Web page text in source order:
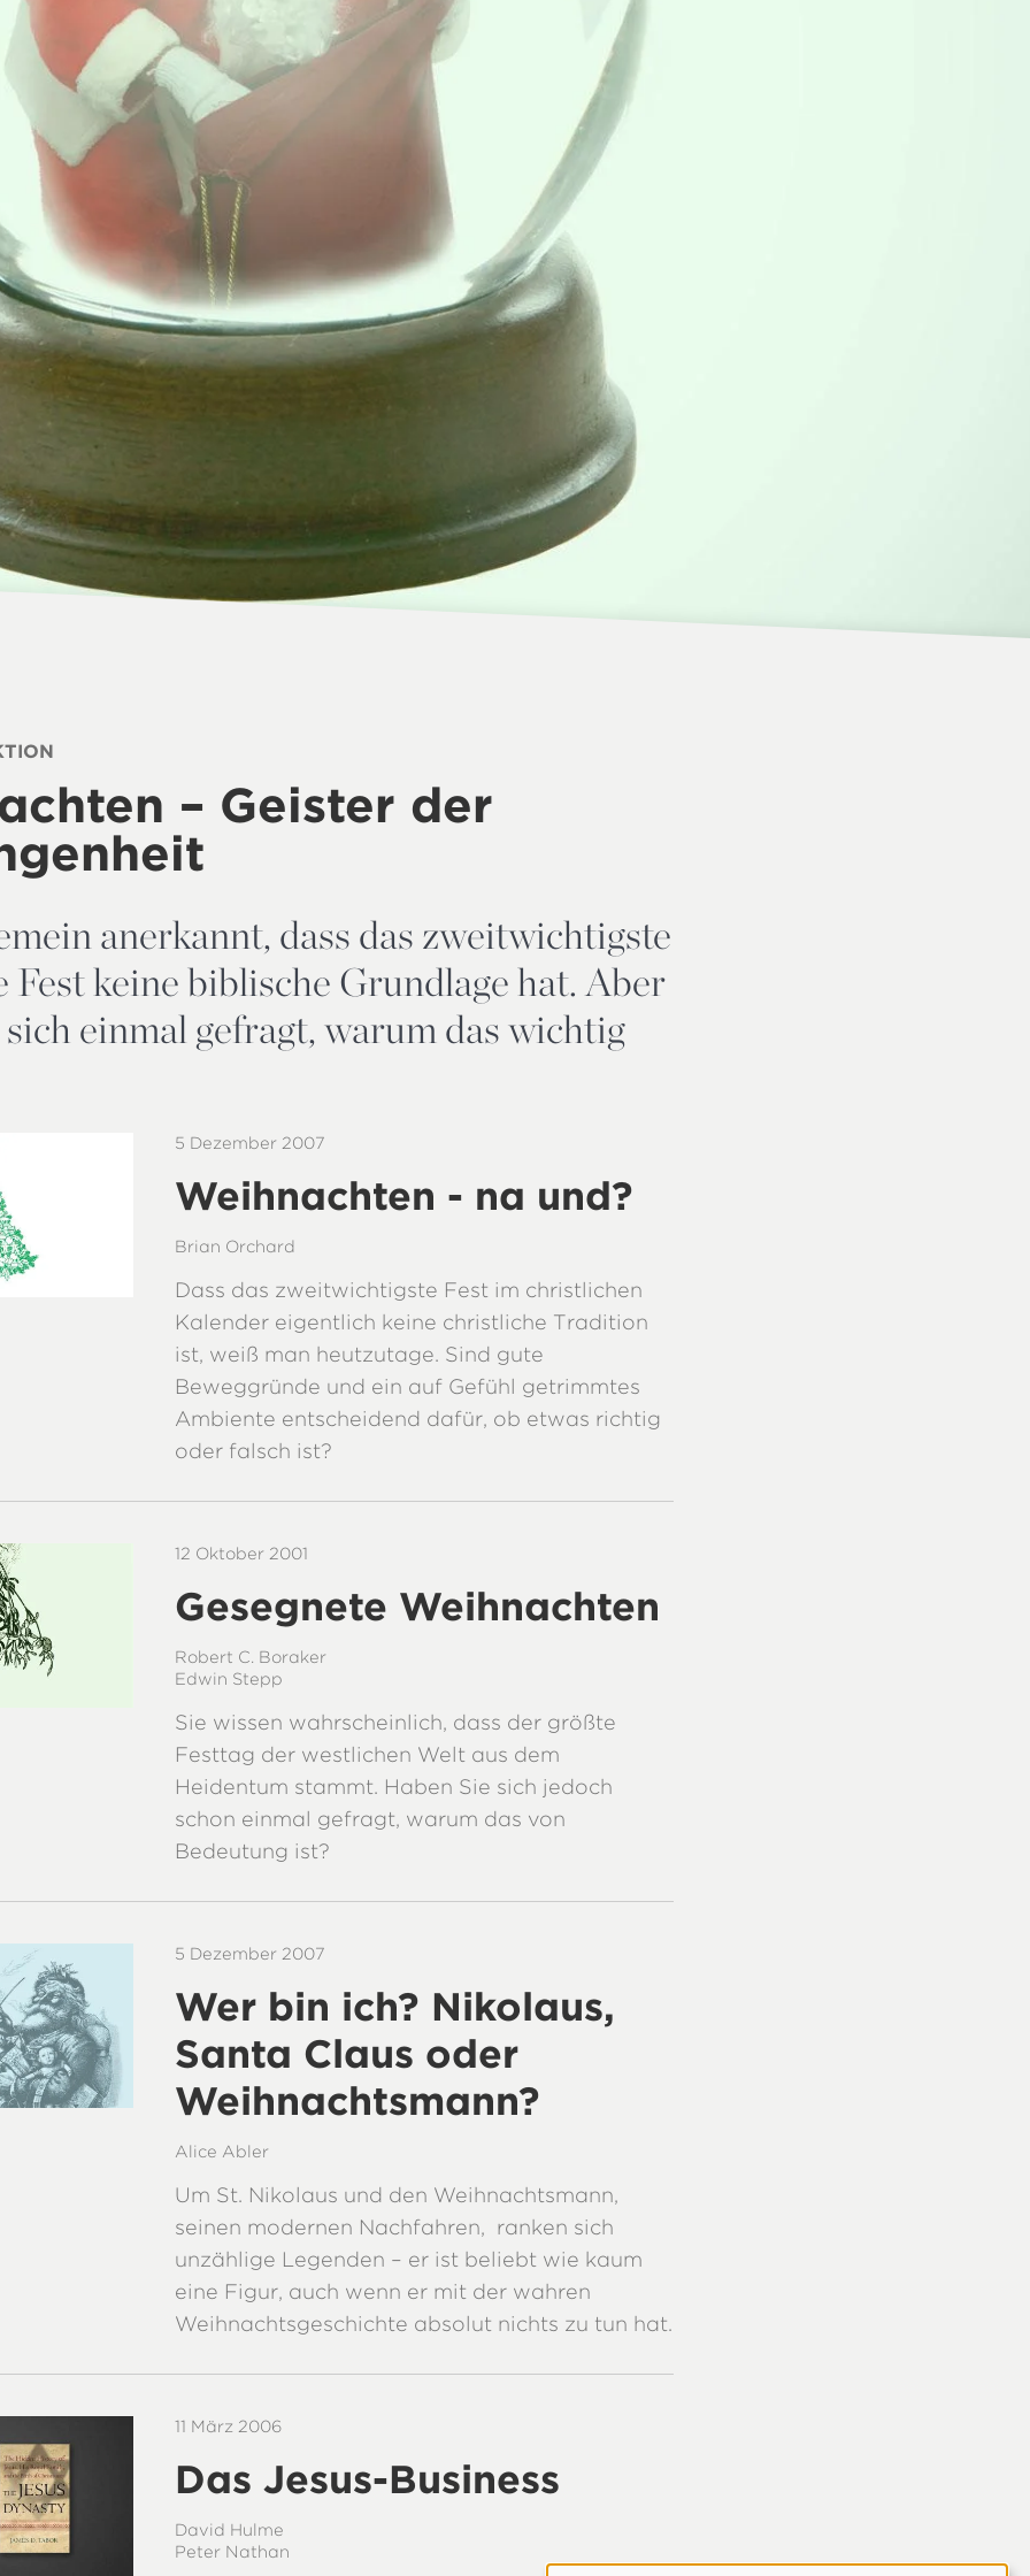
– Geister der
anerkannt, dass das zweitwichtigste
Fest keine biblische Grundlage hat. Aber
einmal gefragt, warum das wichtig
5 Dezember 2007
Weihnachten - na und?
Brian Orchard
Dass das zweitwichtigste Fest im christlichen
Kalender eigentlich keine christliche Tradition
ist, weiß man heutzutage. Sind gute
Beweggründe und ein auf Gefühl getrimmtes
Ambiente entscheidend dafür, ob etwas richtig
oder falsch ist?
12 Oktober 2001
Gesegnete Weihnachten
Robert C. Boraker
Edwin Stepp
Sie wissen wahrscheinlich, dass der größte
Festtag der westlichen Welt aus dem
Heidentum stammt. Haben Sie sich jedoch
schon einmal gefragt, warum das von
Bedeutung ist?
5 Dezember 2007
Wer bin ich? Nikolaus,
Santa Claus oder
Weihnachtsmann?
Alice Abler
Um St. Nikolaus und den Weihnachtsmann,
seinen modernen Nachfahren, ranken sich
unzählige Legenden – er ist beliebt wie kaum
eine Figur, auch wenn er mit der wahren
Weihnachtsgeschichte absolut nichts zu tun hat.
11 März 2006
Das Jesus-Business
David Hulme
Peter Nathan